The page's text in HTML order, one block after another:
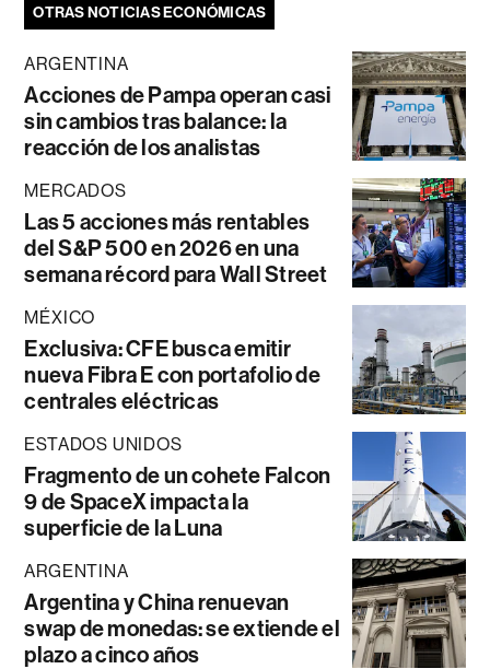
OTRAS NOTICIAS ECONÓMICAS
ARGENTINA
Acciones de Pampa operan casi
sin cambios tras balance: la
reacción de los analistas
MERCADOS
Las 5 acciones más rentables
del S&P 500 en 2026 en una
semana récord para Wall Street
MÉXICO
Exclusiva: CFE busca emitir
nueva Fibra E con portafolio de
centrales eléctricas
ESTADOS UNIDOS
Fragmento de un cohete Falcon
9 de SpaceX impacta la
superficie de la Luna
ARGENTINA
Argentina y China renuevan
swap de monedas: se extiende el
plazo a cinco años